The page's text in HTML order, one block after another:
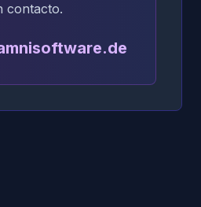
contacto.